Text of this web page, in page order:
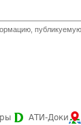
АТИ-Доки